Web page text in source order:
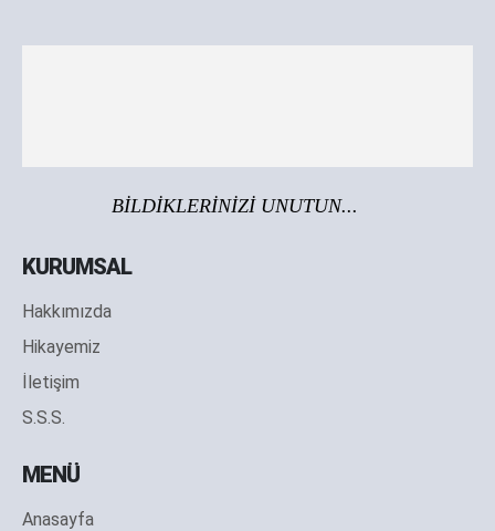
BİLDİKLERİNİZİ UNUTUN...
KURUMSAL
Hakkımızda
Hikayemiz
İletişim
S.S.S.
MENÜ
Anasayfa